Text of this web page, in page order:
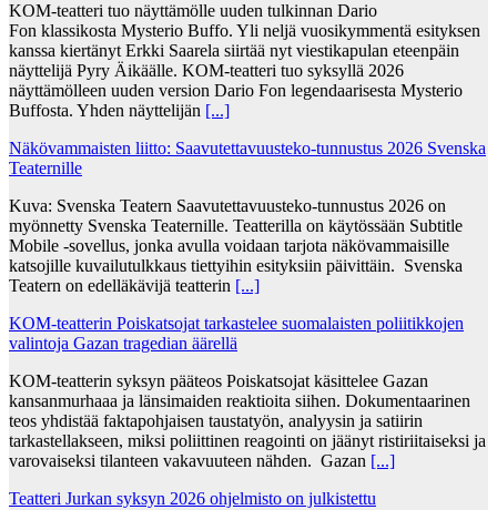
KOM-teatteri tuo näyttämölle uuden tulkinnan Dario
Fon klassikosta Mysterio Buffo. Yli neljä vuosikymmentä esityksen
kanssa kiertänyt Erkki Saarela siirtää nyt viestikapulan eteenpäin
näyttelijä Pyry Äikäälle. KOM-teatteri tuo syksyllä 2026
näyttämölleen uuden version Dario Fon legendaarisesta Mysterio
Buffosta. Yhden näyttelijän [...]
Näkövammaisten liitto: Saavutettavuusteko-tunnustus 2026 Svenska
Teaternille
Kuva: Svenska Teatern Saavutettavuusteko-tunnustus 2026 on
myönnetty Svenska Teaternille. Teatterilla on käytössään Subtitle
Mobile -sovellus, jonka avulla voidaan tarjota näkövammaisille
katsojille kuvailutulkkaus tiettyihin esityksiin päivittäin. Svenska
Teatern on edelläkävijä teatterin [...]
KOM-teatterin Poiskatsojat tarkastelee suomalaisten poliitikkojen
valintoja Gazan tragedian äärellä
KOM-teatterin syksyn pääteos Poiskatsojat käsittelee Gazan
kansanmurhaaa ja länsimaiden reaktioita siihen. Dokumentaarinen
teos yhdistää faktapohjaisen taustatyön, analyysin ja satiirin
tarkastellakseen, miksi poliittinen reagointi on jäänyt ristiriitaiseksi ja
varovaiseksi tilanteen vakavuuteen nähden. Gazan [...]
Teatteri Jurkan syksyn 2026 ohjelmisto on julkistettu